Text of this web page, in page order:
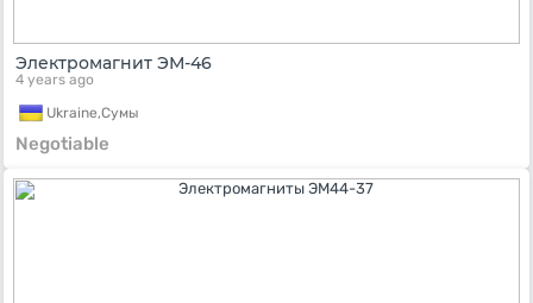
Электромагнит ЭМ-46
4 years ago
Ukraine,Сумы
Negotiable